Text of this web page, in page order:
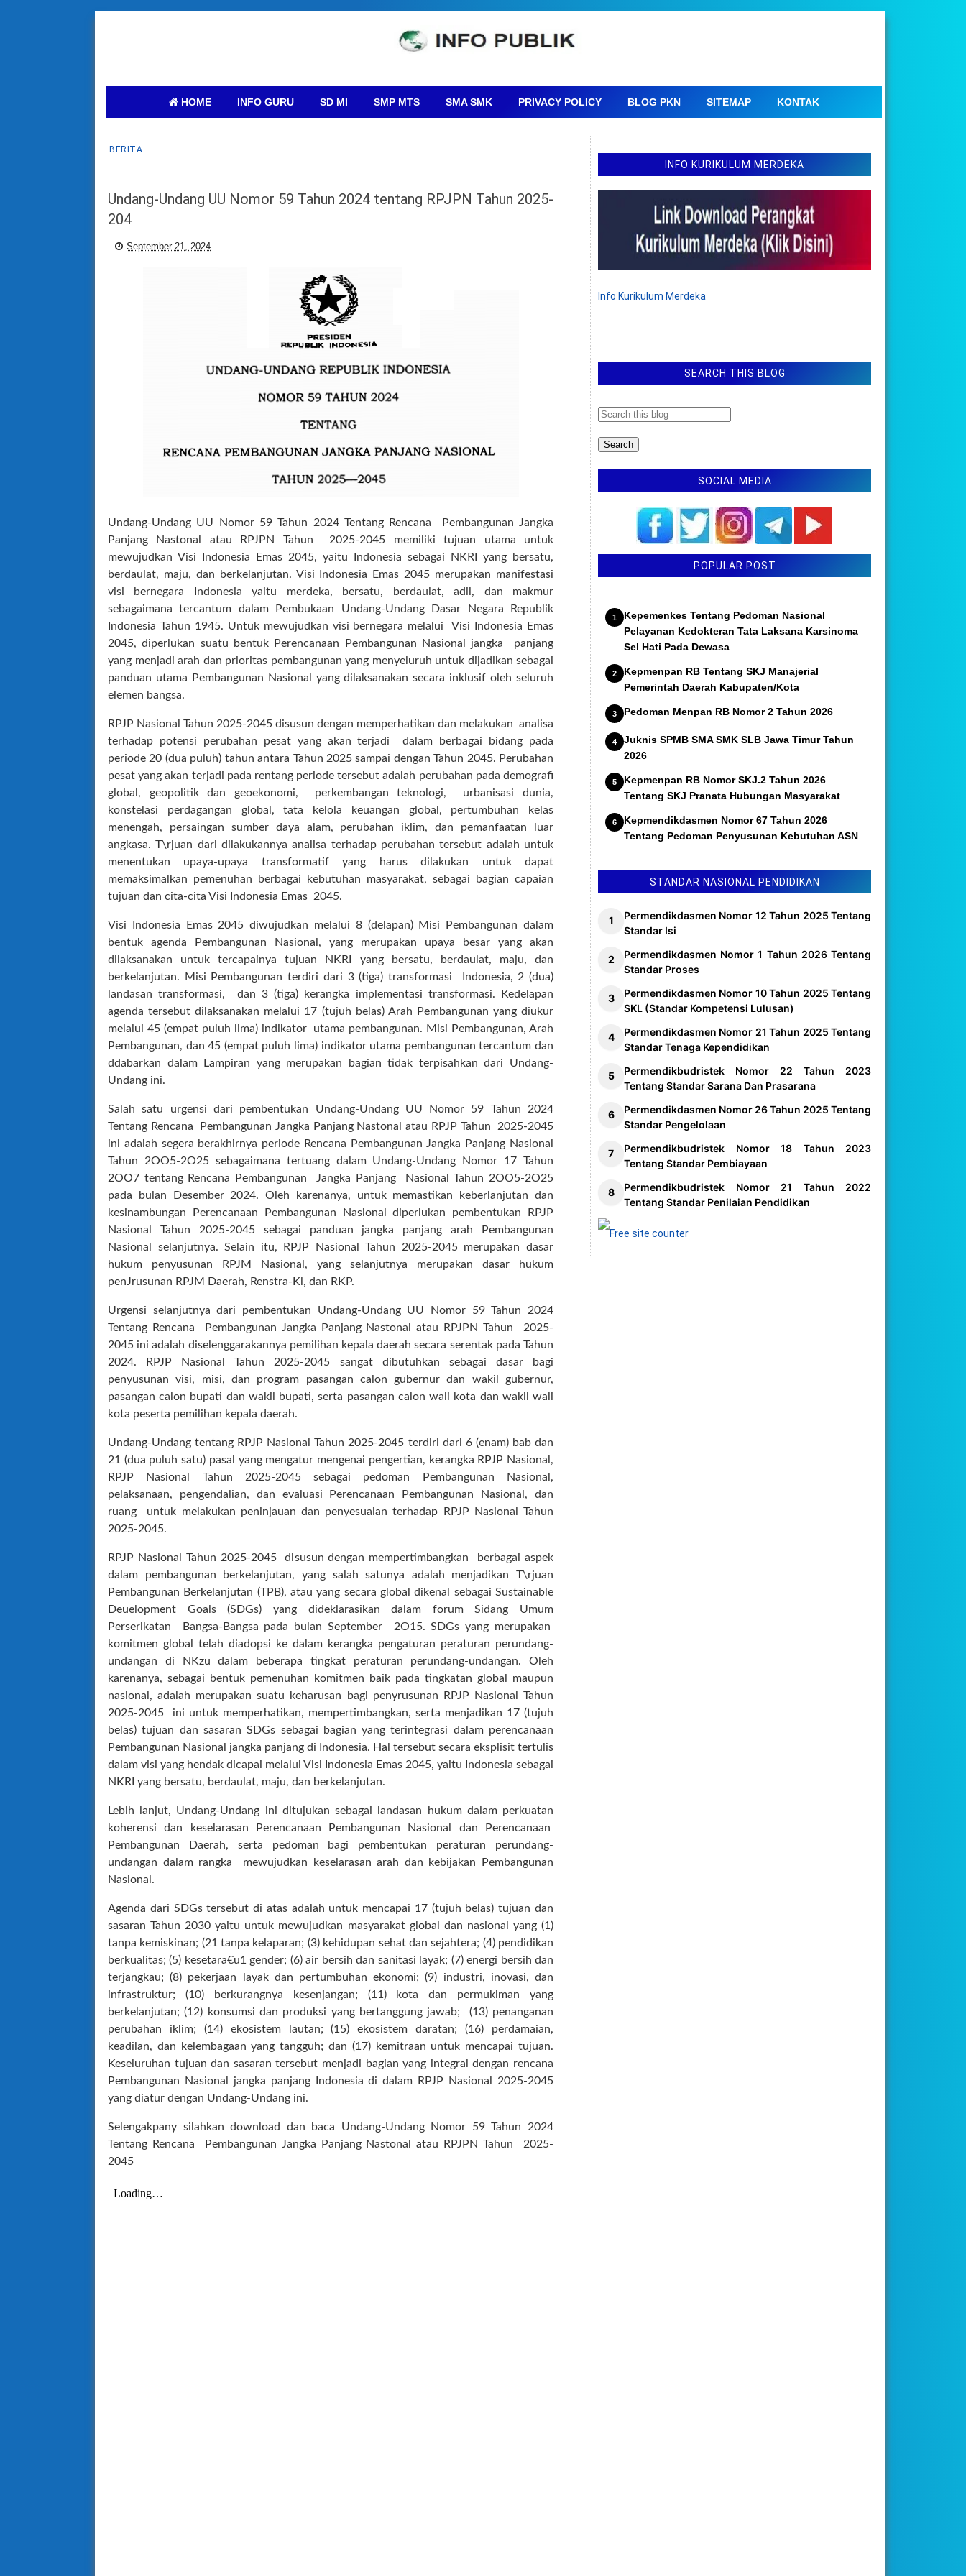
HOME INFO GURU SD MI SMP MTS SMA SMK PRIVACY POLICY BLOG PKN SITEMAP KONTAK
BERITA
Undang-Undang UU Nomor 59 Tahun 2024 tentang RPJPN Tahun 2025-
204
September 21, 2024
Undang-Undang UU Nomor 59 Tahun 2024 Tentang Rencana Pembangunan Jangka
Panjang Nastonal atau RPJPN Tahun 2025-2045 memiliki tujuan utama untuk
mewujudkan Visi Indonesia Emas 2045, yaitu Indonesia sebagai NKRI yang bersatu,
berdaulat, maju, dan berkelanjutan. Visi Indonesia Emas 2045 merupakan manifestasi
visi bernegara Indonesia yaitu merdeka, bersatu, berdaulat, adil, dan makmur
sebagaimana tercantum dalam Pembukaan Undang-Undang Dasar Negara Republik
Indonesia Tahun 1945. Untuk mewujudkan visi bernegara melalui Visi Indonesia Emas
2045, diperlukan suatu bentuk Perencanaan Pembangunan Nasional jangka panjang
yang menjadi arah dan prioritas pembangunan yang menyeluruh untuk dijadikan sebagai
panduan utama Pembangunan Nasional yang dilaksanakan secara inklusif oleh seluruh
elemen bangsa.
RPJP Nasional Tahun 2025-2045 disusun dengan memperhatikan dan melakukan analisa
terhadap potensi perubahan pesat yang akan terjadi dalam berbagai bidang pada
periode 20 (dua puluh) tahun antara Tahun 2025 sampai dengan Tahun 2045. Perubahan
pesat yang akan terjadi pada rentang periode tersebut adalah perubahan pada demografi
global, geopolitik dan geoekonomi, perkembangan teknologi, urbanisasi dunia,
konstelasi perdagangan global, tata kelola keuangan global, pertumbuhan kelas
menengah, persaingan sumber daya alam, perubahan iklim, dan pemanfaatan luar
angkasa. T\rjuan dari dilakukannya analisa terhadap perubahan tersebut adalah untuk
menentukan upaya-upaya transformatif yang harus dilakukan untuk dapat
memaksimalkan pemenuhan berbagai kebutuhan masyarakat, sebagai bagian capaian
tujuan dan cita-cita Visi Indonesia Emas 2045.
Visi Indonesia Emas 2045 diwujudkan melalui 8 (delapan) Misi Pembangunan dalam
bentuk agenda Pembangunan Nasional, yang merupakan upaya besar yang akan
dilaksanakan untuk tercapainya tujuan NKRI yang bersatu, berdaulat, maju, dan
berkelanjutan. Misi Pembangunan terdiri dari 3 (tiga) transformasi Indonesia, 2 (dua)
landasan transformasi, dan 3 (tiga) kerangka implementasi transformasi. Kedelapan
agenda tersebut dilaksanakan melalui 17 (tujuh belas) Arah Pembangunan yang diukur
melalui 45 (empat puluh lima) indikator utama pembangunan. Misi Pembangunan, Arah
Pembangunan, dan 45 (empat puluh lima) indikator utama pembangunan tercantum dan
ddabarkan dalam Lampiran yang merupakan bagian tidak terpisahkan dari Undang-
Undang ini.
Salah satu urgensi dari pembentukan Undang-Undang UU Nomor 59 Tahun 2024
Tentang Rencana Pembangunan Jangka Panjang Nastonal atau RPJP Tahun 2025-2045
ini adalah segera berakhirnya periode Rencana Pembangunan Jangka Panjang Nasional
Tahun 2OO5-2O25 sebagaimana tertuang dalam Undang-Undang Nomor 17 Tahun
2OO7 tentang Rencana Pembangunan Jangka Panjang Nasional Tahun 2OO5-2O25
pada bulan Desember 2024. Oleh karenanya, untuk memastikan keberlanjutan dan
kesinambungan Perencanaan Pembangunan Nasional diperlukan pembentukan RPJP
Nasional Tahun 2025-2045 sebagai panduan jangka panjang arah Pembangunan
Nasional selanjutnya. Selain itu, RPJP Nasional Tahun 2025-2045 merupakan dasar
hukum penyusunan RPJM Nasional, yang selanjutnya merupakan dasar hukum
penJrusunan RPJM Daerah, Renstra-Kl, dan RKP.
Urgensi selanjutnya dari pembentukan Undang-Undang UU Nomor 59 Tahun 2024
Tentang Rencana Pembangunan Jangka Panjang Nastonal atau RPJPN Tahun 2025-
2045 ini adalah diselenggarakannya pemilihan kepala daerah secara serentak pada Tahun
2024. RPJP Nasional Tahun 2025-2045 sangat dibutuhkan sebagai dasar bagi
penyusunan visi, misi, dan program pasangan calon gubernur dan wakil gubernur,
pasangan calon bupati dan wakil bupati, serta pasangan calon wali kota dan wakil wali
kota peserta pemilihan kepala daerah.
Undang-Undang tentang RPJP Nasional Tahun 2025-2045 terdiri dari 6 (enam) bab dan
21 (dua puluh satu) pasal yang mengatur mengenai pengertian, kerangka RPJP Nasional,
RPJP Nasional Tahun 2025-2045 sebagai pedoman Pembangunan Nasional,
pelaksanaan, pengendalian, dan evaluasi Perencanaan Pembangunan Nasional, dan
ruang untuk melakukan peninjauan dan penyesuaian terhadap RPJP Nasional Tahun
2025-2045.
RPJP Nasional Tahun 2025-2045 disusun dengan mempertimbangkan berbagai aspek
dalam pembangunan berkelanjutan, yang salah satunya adalah menjadikan T\rjuan
Pembangunan Berkelanjutan (TPB), atau yang secara global dikenal sebagai Sustainable
Deuelopment Goals (SDGs) yang dideklarasikan dalam forum Sidang Umum
Perserikatan Bangsa-Bangsa pada bulan September 2O15. SDGs yang merupakan
komitmen global telah diadopsi ke dalam kerangka pengaturan peraturan perundang-
undangan di NKzu dalam beberapa tingkat peraturan perundang-undangan. Oleh
karenanya, sebagai bentuk pemenuhan komitmen baik pada tingkatan global maupun
nasional, adalah merupakan suatu keharusan bagi penyrusunan RPJP Nasional Tahun
2025-2045 ini untuk memperhatikan, mempertimbangkan, serta menjadikan 17 (tujuh
belas) tujuan dan sasaran SDGs sebagai bagian yang terintegrasi dalam perencanaan
Pembangunan Nasional jangka panjang di Indonesia. Hal tersebut secara eksplisit tertulis
dalam visi yang hendak dicapai melalui Visi Indonesia Emas 2045, yaitu Indonesia sebagai
NKRI yang bersatu, berdaulat, maju, dan berkelanjutan.
Lebih lanjut, Undang-Undang ini ditujukan sebagai landasan hukum dalam perkuatan
koherensi dan keselarasan Perencanaan Pembangunan Nasional dan Perencanaan
Pembangunan Daerah, serta pedoman bagi pembentukan peraturan perundang-
undangan dalam rangka mewujudkan keselarasan arah dan kebijakan Pembangunan
Nasional.
Agenda dari SDGs tersebut di atas adalah untuk mencapai 17 (tujuh belas) tujuan dan
sasaran Tahun 2030 yaitu untuk mewujudkan masyarakat global dan nasional yang (1)
tanpa kemiskinan; (21 tanpa kelaparan; (3) kehidupan sehat dan sejahtera; (4) pendidikan
berkualitas; (5) kesetara€u1 gender; (6) air bersih dan sanitasi layak; (7) energi bersih dan
terjangkau; (8) pekerjaan layak dan pertumbuhan ekonomi; (9) industri, inovasi, dan
infrastruktur; (10) berkurangnya kesenjangan; (11) kota dan permukiman yang
berkelanjutan; (12) konsumsi dan produksi yang bertanggung jawab; (13) penanganan
perubahan iklim; (14) ekosistem lautan; (15) ekosistem daratan; (16) perdamaian,
keadilan, dan kelembagaan yang tangguh; dan (17) kemitraan untuk mencapai tujuan.
Keseluruhan tujuan dan sasaran tersebut menjadi bagian yang integral dengan rencana
Pembangunan Nasional jangka panjang Indonesia di dalam RPJP Nasional 2025-2045
yang diatur dengan Undang-Undang ini.
Selengakpany silahkan download dan baca Undang-Undang Nomor 59 Tahun 2024
Tentang Rencana Pembangunan Jangka Panjang Nastonal atau RPJPN Tahun 2025-
2045
INFO KURIKULUM MERDEKA
Info Kurikulum Merdeka
SEARCH THIS BLOG
SOCIAL MEDIA
POPULAR POST
Kepemenkes Tentang Pedoman Nasional
Pelayanan Kedokteran Tata Laksana Karsinoma
Sel Hati Pada Dewasa
Kepmenpan RB Tentang SKJ Manajerial
Pemerintah Daerah Kabupaten/Kota
Pedoman Menpan RB Nomor 2 Tahun 2026
Juknis SPMB SMA SMK SLB Jawa Timur Tahun
2026
Kepmenpan RB Nomor SKJ.2 Tahun 2026
Tentang SKJ Pranata Hubungan Masyarakat
Kepmendikdasmen Nomor 67 Tahun 2026
Tentang Pedoman Penyusunan Kebutuhan ASN
STANDAR NASIONAL PENDIDIKAN
Permendikdasmen Nomor 12 Tahun 2025 Tentang
Standar Isi
Permendikdasmen Nomor 1 Tahun 2026 Tentang
Standar Proses
Permendikdasmen Nomor 10 Tahun 2025 Tentang
SKL (Standar Kompetensi Lulusan)
Permendikdasmen Nomor 21 Tahun 2025 Tentang
Standar Tenaga Kependidikan
Permendikbudristek Nomor 22 Tahun 2023
Tentang Standar Sarana Dan Prasarana
Permendikdasmen Nomor 26 Tahun 2025 Tentang
Standar Pengelolaan
Permendikbudristek Nomor 18 Tahun 2023
Tentang Standar Pembiayaan
Permendikbudristek Nomor 21 Tahun 2022
Tentang Standar Penilaian Pendidikan